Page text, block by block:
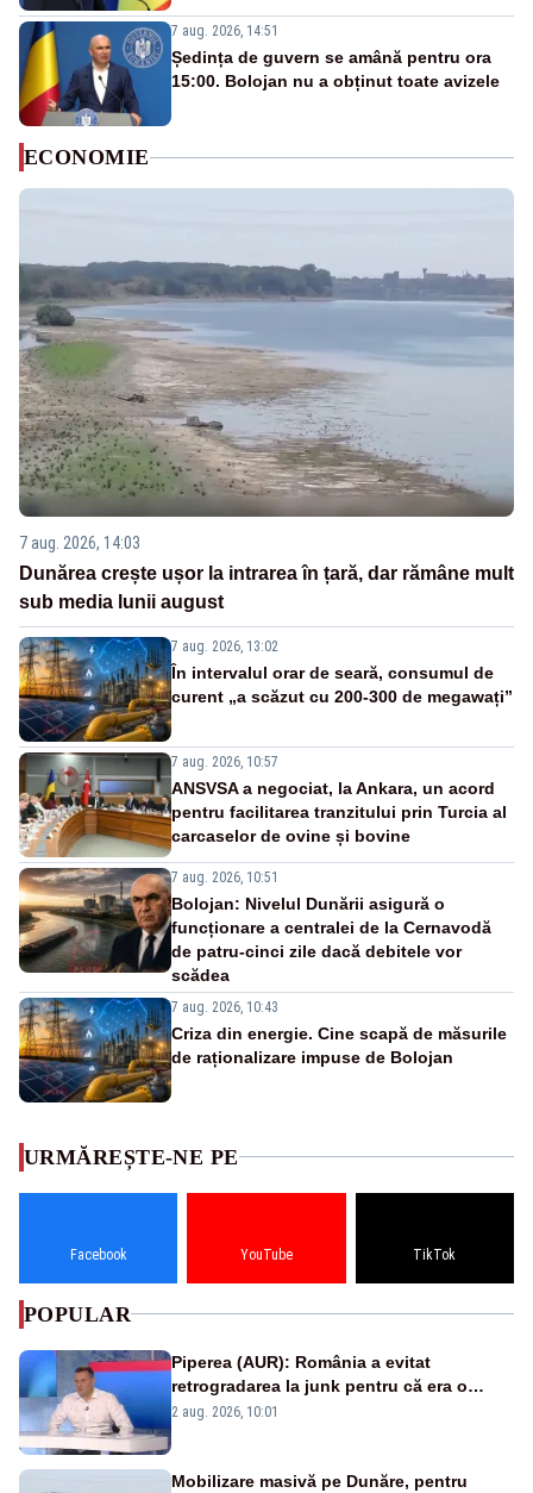
7 aug. 2026, 14:51
Ședința de guvern se amână pentru ora
15:00. Bolojan nu a obținut toate avizele
ECONOMIE
7 aug. 2026, 14:03
Dunărea crește ușor la intrarea în țară, dar rămâne mult
sub media lunii august
7 aug. 2026, 13:02
În intervalul orar de seară, consumul de
curent „a scăzut cu 200-300 de megawați”
7 aug. 2026, 10:57
ANSVSA a negociat, la Ankara, un acord
pentru facilitarea tranzitului prin Turcia al
carcaselor de ovine și bovine
7 aug. 2026, 10:51
Bolojan: Nivelul Dunării asigură o
funcționare a centralei de la Cernavodă
de patru-cinci zile dacă debitele vor
scădea
7 aug. 2026, 10:43
Criza din energie. Cine scapă de măsurile
de raționalizare impuse de Bolojan
URMĂREȘTE-NE PE
Facebook YouTube TikTok
POPULAR
Piperea (AUR): România a evitat
retrogradarea la junk pentru că era o
catastrofă pentru bănci și fondurile de
2 aug. 2026, 10:01
Mobilizare masivă pe Dunăre, pentru